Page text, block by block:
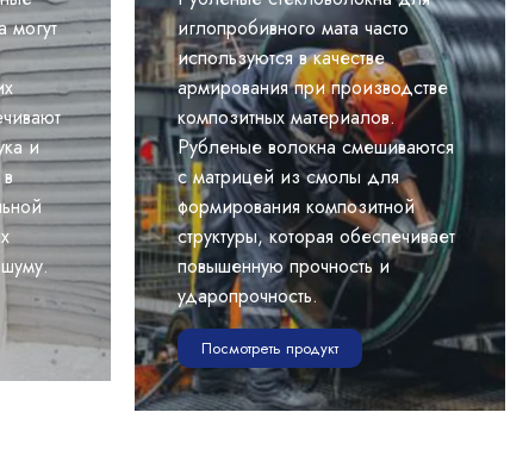
могут
и
иглопробивного мата часто
используются в качестве
армирования при производстве
композитных материалов.
Рубленые волокна смешиваются
с матрицей из смолы для
формирования композитной
структуры, которая обеспечивает
повышенную прочность и
ударопрочность.
Посмотреть продукт